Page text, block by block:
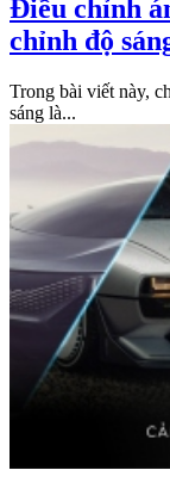
Điều chỉnh
chỉnh độ
Trong bài viết này,
sáng là...